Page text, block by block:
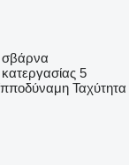
σβάρνα
5
Ταχύτητα